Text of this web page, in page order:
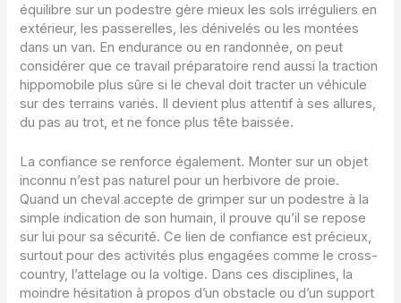
équilibre sur un podestre gère mieux les sols irréguliers en
extérieur, les passerelles, les dénivelés ou les montées
dans un van. En endurance ou en randonnée, on peut
considérer que ce travail préparatoire rend aussi la traction
hippomobile plus sûre si le cheval doit tracter un véhicule
sur des terrains variés. Il devient plus attentif à ses allures,
du pas au trot, et ne fonce plus tête baissée.
La confiance se renforce également. Monter sur un objet
inconnu n’est pas naturel pour un herbivore de proie.
Quand un cheval accepte de grimper sur un podestre à la
simple indication de son humain, il prouve qu’il se repose
sur lui pour sa sécurité. Ce lien de confiance est précieux,
surtout pour des activités plus engagées comme le cross-
country, l’attelage ou la voltige. Dans ces disciplines, la
moindre hésitation à propos d’un obstacle ou d’un support